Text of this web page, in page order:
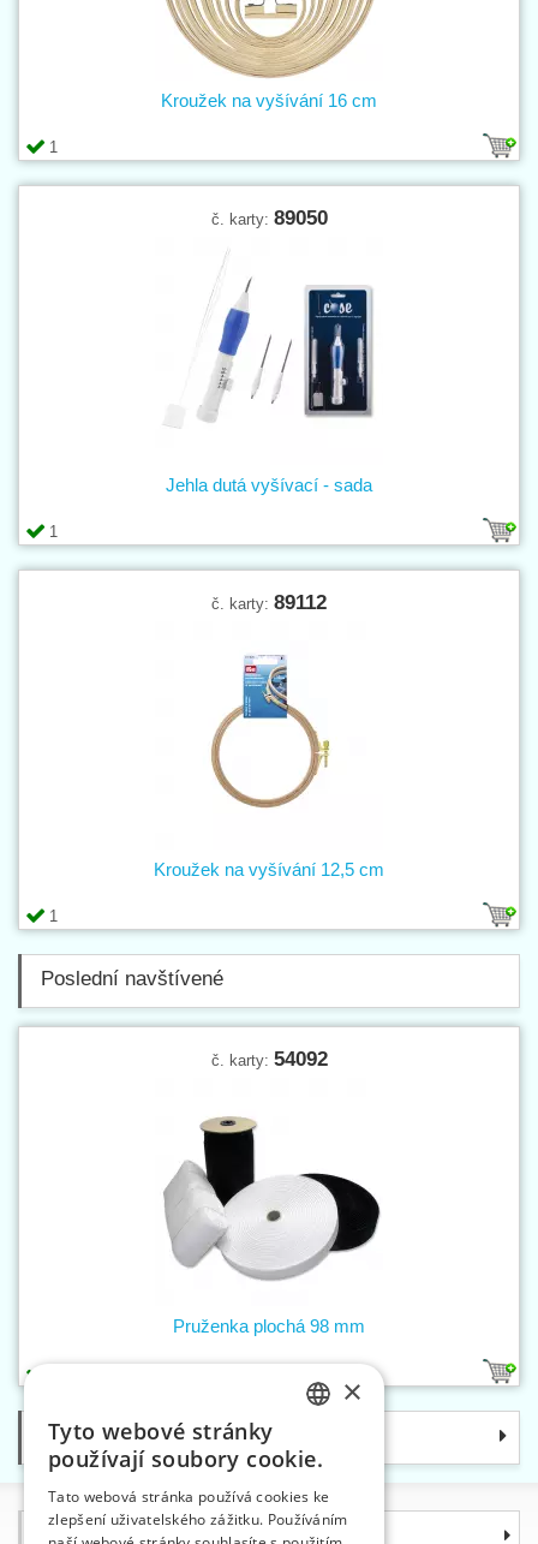
1
Kroužek na vyšívání 16 cm
č. karty: 89050
1
Jehla dutá vyšívací - sada
č. karty: 89112
1
Kroužek na vyšívání 12,5 cm
Poslední navštívené
č. karty: 54092
Pruženka plochá 98 mm
Kategorie
Informace
ENGLISH
×
Tyto webové stránky
používají soubory cookie.
Tato webová stránka používá cookies ke
zlepšení uživatelského zážitku. Používáním